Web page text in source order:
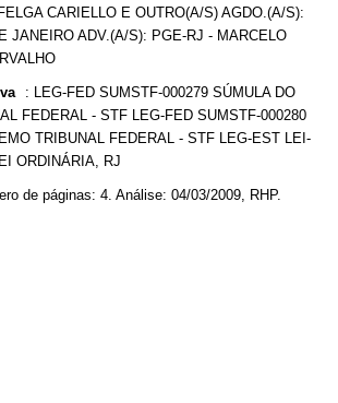
CARIELLO E OUTRO(A/S) AGDO.(A/S):
JANEIRO ADV.(A/S): PGE-RJ - MARCELO
: LEG-FED SUMSTF-000279 SÚMULA DO
FEDERAL - STF LEG-FED SUMSTF-000280
TRIBUNAL FEDERAL - STF LEG-EST LEI-
ORDINÁRIA, RJ
de páginas: 4. Análise: 04/03/2009, RHP.